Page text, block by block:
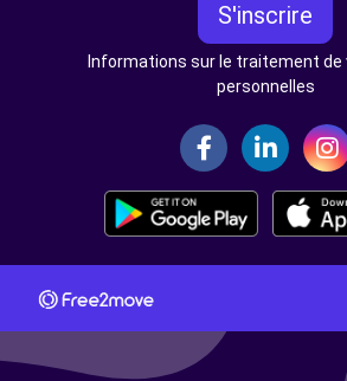
S'inscrire
Informations sur le traitement de
personnelles